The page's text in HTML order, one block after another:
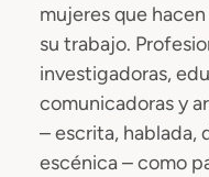
mujeres que
su trabajo.
investigadoras,
comunicadoras y
– escrita, hablada,
escénica – como